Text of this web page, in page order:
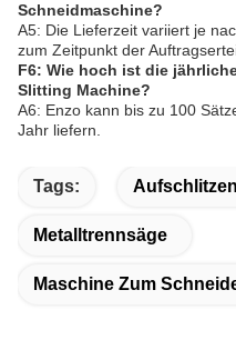
Schneidmaschine?
A5: Die Lieferzeit variiert je
zum Zeitpunkt der
F6: Wie hoch ist die
Slitting Machine?
A6: Enzo kann bis zu 100
Jahr liefern.
Tags:
Metalltrennsäge
Maschine Zum